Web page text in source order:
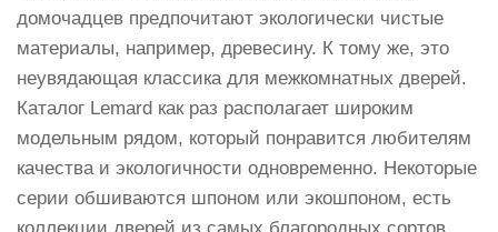
домочадцев предпочитают экологически чистые
материалы, например, древесину. К тому же, это
неувядающая классика для межкомнатных дверей.
Каталог Lemard как раз располагает широким
модельным рядом, который понравится любителям
качества и экологичности одновременно. Некоторые
серии обшиваются шпоном или экошпоном, есть